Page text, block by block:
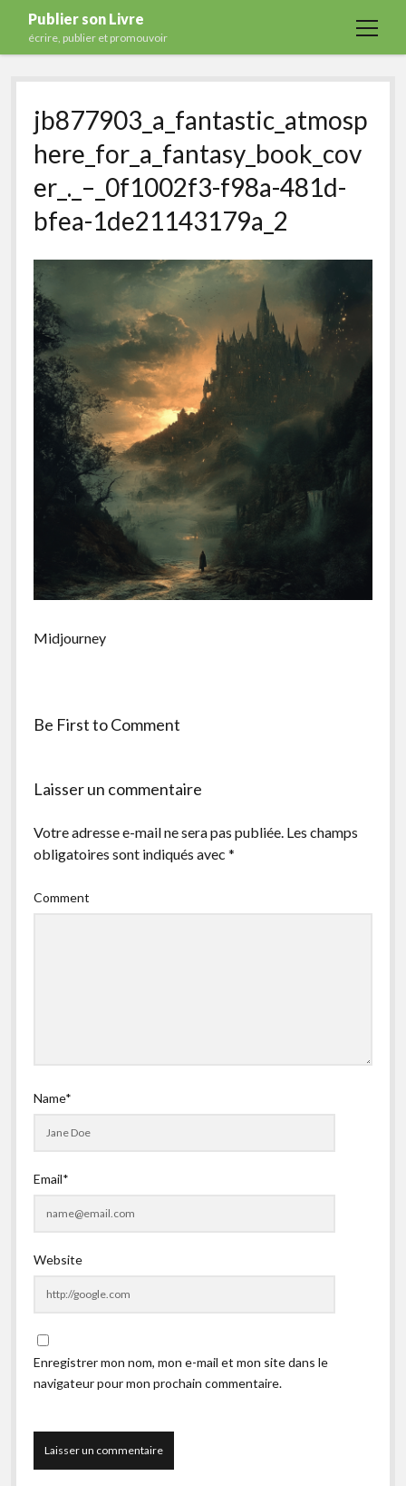
Publier son Livre
écrire, publier et promouvoir
open
Accueil
Formations
Services
Blog
Auto-édition
Ecriture
Actualités
A propos
Contact
facebookinstagramyoutubeemail-
form
jb877903_a_fantastic_atmosp
here_for_a_fantasy_book_cov
er_._–_0f1002f3-f98a-481d-
bfea-1de21143179a_2
Midjourney
Be First to Comment
Laisser un commentaire
Votre adresse e-mail ne sera pas publiée. Les champs
obligatoires sont indiqués avec *
Comment
Name*
Email*
Website
Enregistrer mon nom, mon e-mail et mon site dans le
navigateur pour mon prochain commentaire.